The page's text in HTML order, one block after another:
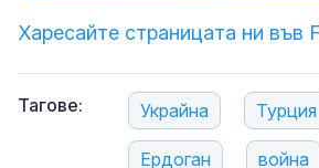
Харесайте страницата ни във
Тагове: Украйна Турция
Ердоган война